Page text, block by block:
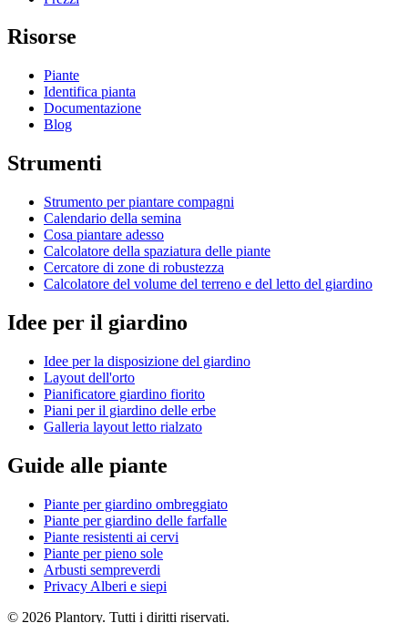
Risorse
Piante
Identifica pianta
Documentazione
Blog
Strumenti
Strumento per piantare compagni
Calendario della semina
Cosa piantare adesso
Calcolatore della spaziatura delle piante
Cercatore di zone di robustezza
Calcolatore del volume del terreno e del letto del giardino
Idee per il giardino
Idee per la disposizione del giardino
Layout dell'orto
Pianificatore giardino fiorito
Piani per il giardino delle erbe
Galleria layout letto rialzato
Guide alle piante
Piante per giardino ombreggiato
Piante per giardino delle farfalle
Piante resistenti ai cervi
Piante per pieno sole
Arbusti sempreverdi
Privacy Alberi e siepi
© 2026 Plantory. Tutti i diritti riservati.